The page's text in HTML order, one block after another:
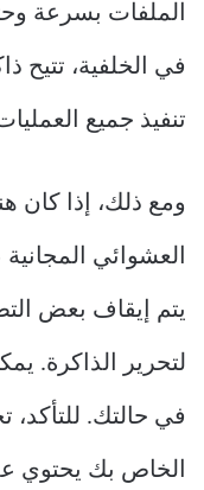
الملفات بسرعة
في الخلفية، تتيح
تنفيذ جميع
ومع ذلك، إذا كان
يتم إيقاف بعض
الخاص بك يحتوي